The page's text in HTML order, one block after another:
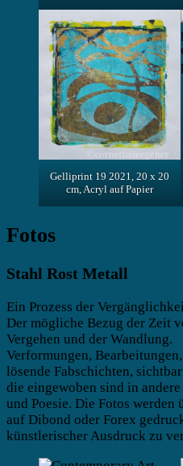
Gelliprint 19 2021, 20 x 20
cm, Acryl auf Papier
Fotos
Stahl Rost Metall
Ein Prozess der
Der mögliche Bezug der Zeit
Vergehen und der Wandlung.
Verformungen,
lösende Fabschichten,
die eingewoben sind in
und Poesie. Die Fotos
auf Dibond oder Forex
künstlerischer Ausdruck zu